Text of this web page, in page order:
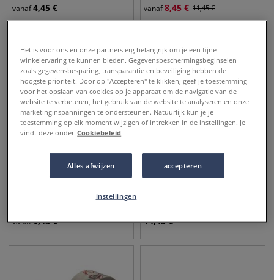
vanaf4,45 € vanaf8,45 € 11,45€
Washi masking tape -
vanaf9,45€
Tesa dubbelzijdig plakband
14,45€
Het is voor ons en onze partners erg belangrijk om je een fijne
winkelervaring te kunnen bieden. Gegevensbeschermingsbeginselen
zoals gegevensbesparing, transparantie en beveiliging hebben de
hoogste prioriteit. Door op "Accepteren" te klikken, geef je toestemming
voor het opslaan van cookies op je apparaat om de navigatie van de
website te verbeteren, het gebruik van de website te analyseren en onze
marketinginspanningen te ondersteunen. Natuurlijk kun je je
toestemming op elk moment wijzigen of intrekken in de instellingen. Je
vindt deze onder Cookiebeleid
Alles afwijzen accepteren
instellingen